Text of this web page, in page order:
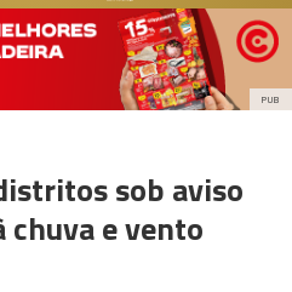
PUB
sob aviso
chuva e vento